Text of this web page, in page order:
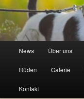
News Über uns
Rüden Galerie
Kontakt